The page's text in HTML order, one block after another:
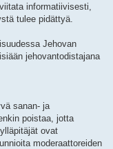
informatiivisesti,
tulee pidättyä.
Jehovan
jehovantodistajana
sanan- ja
poistaa, jotta
ovat
moderaattoreiden